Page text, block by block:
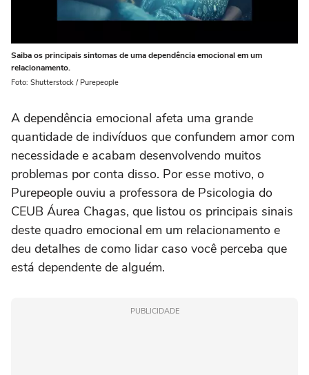
Saiba os principais sintomas de uma dependência emocional em um
relacionamento.
Foto: Shutterstock / Purepeople
A dependência emocional afeta uma grande
quantidade de indivíduos que confundem amor com
necessidade e acabam desenvolvendo muitos
problemas por conta disso. Por esse motivo, o
Purepeople ouviu a professora de Psicologia do
CEUB Áurea Chagas, que listou os principais sinais
deste quadro emocional em um relacionamento e
deu detalhes de como lidar caso você perceba que
está dependente de alguém.
PUBLICIDADE